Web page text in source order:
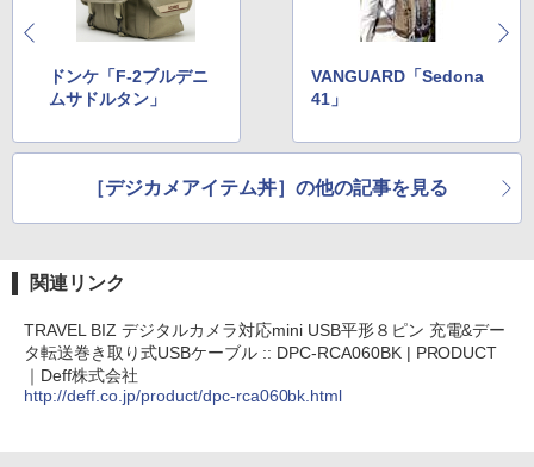
ドンケ「F-2ブルデニ
ムサドルタン」
VANGUARD「Sedona
41」
［デジカメアイテム丼］の他の記事を見る
関連リンク
TRAVEL BIZ デジタルカメラ対応mini USB平形８ピン 充電&デー
タ転送巻き取り式USBケーブル :: DPC-RCA060BK | PRODUCT
｜Deff株式会社
http://deff.co.jp/product/dpc-rca060bk.html